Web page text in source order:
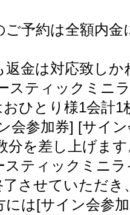
予約は全額内金
金は対応致しか
スティックミニ
ひとり様1会計1
会参加券] [サイ
分を差し上げま
ティックミニラ
させていただき
には[サイン会参